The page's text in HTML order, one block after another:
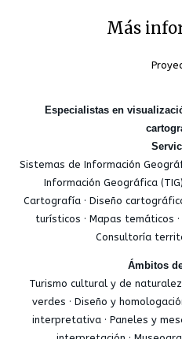
Más
Especialistas en
Sistemas de Información
Información Geográfica
Cartografía · Diseño
turísticos · Mapas temáticos
Consultoría
Ámbitos
Turismo cultural y de
verdes · Diseño y
interpretativa · Paneles y